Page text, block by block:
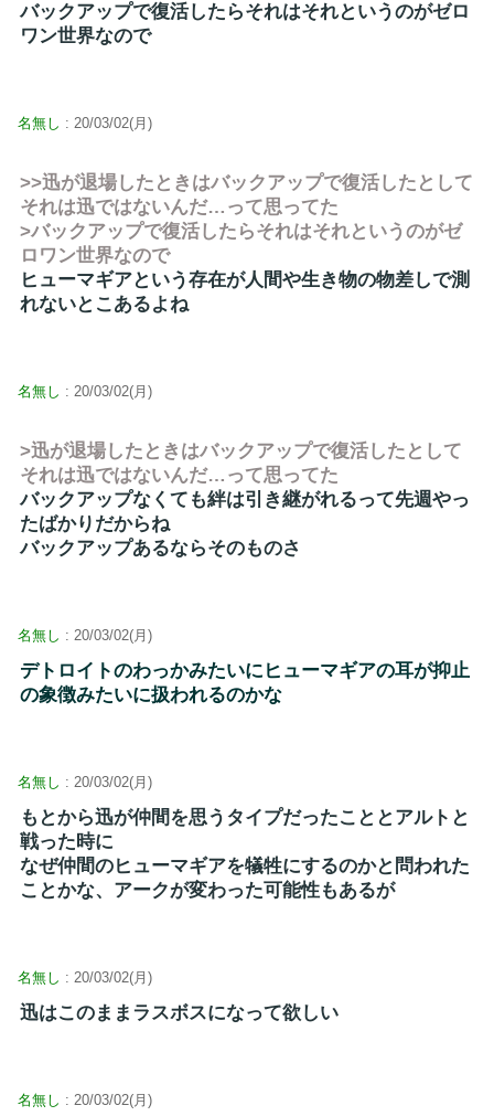
バックアップで復活したらそれはそれというのがゼロ
ワン世界なので
名無し : 20/03/02(月)
>>迅が退場したときはバックアップで復活したとして
それは迅ではないんだ…って思ってた
>バックアップで復活したらそれはそれというのがゼ
ロワン世界なので
ヒューマギアという存在が人間や生き物の物差しで測
れないとこあるよね
名無し : 20/03/02(月)
>迅が退場したときはバックアップで復活したとして
それは迅ではないんだ…って思ってた
バックアップなくても絆は引き継がれるって先週やっ
たばかりだからね
バックアップあるならそのものさ
名無し : 20/03/02(月)
デトロイトのわっかみたいにヒューマギアの耳が抑止
の象徴みたいに扱われるのかな
名無し : 20/03/02(月)
もとから迅が仲間を思うタイプだったこととアルトと
戦った時に
なぜ仲間のヒューマギアを犠牲にするのかと問われた
ことかな、アークが変わった可能性もあるが
名無し : 20/03/02(月)
迅はこのままラスボスになって欲しい
名無し : 20/03/02(月)